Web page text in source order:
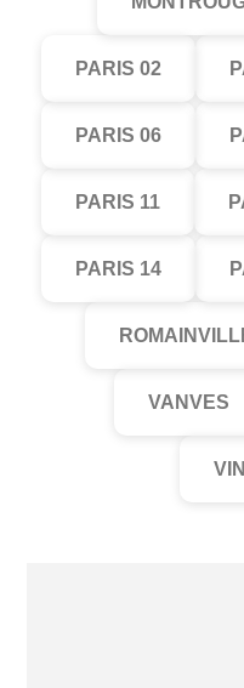
PARIS 02
PARIS 06
PARIS 11
PARIS 14
VANVES